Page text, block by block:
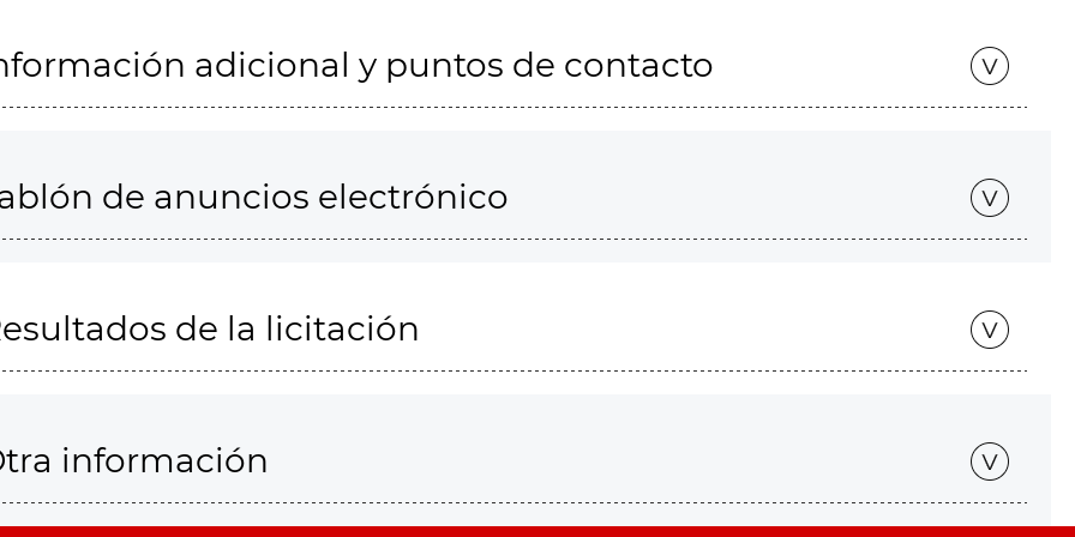
adicional y puntos de contacto
de anuncios electrónico
de la licitación
información